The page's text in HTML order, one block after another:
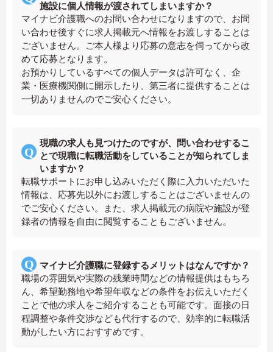
施設に個人情報が渡されてしまいますか？
マイナビ介護職へのお問い合わせになりますので、お問
い合わせ後すぐに求人掲載元へ情報をお渡しすることは
ございません。ご本人様より応募の意志を伺ってから改
めて応募となります。
お預かりしているすべての個人データは許可なく、企
業・医療機関側に開示したり、第三者に提供することは
一切ありませんのでご安心ください。
現職の求人も見つけたのですが、問い合わせするこ
とで現職に転職活動をしていることが知られてしま
いますか？
転職サポートにお申し込みいただく際に入力いただいた
情報は、応募先以外にお渡しすることはございませんの
でご安心ください。また、求人掲載元の病院や施設が登
録者の情報を自由に閲覧することもございません。
マイナビ介護職に登録するメリットはなんですか？
職場の雰囲気や実際の残業時間などの情報提供はもちろ
ん、希望勤務地や希望年収などの条件をお伝えいただく
ことで他の求人をご紹介することも可能です。面接の日
程調整や条件交渉なども代行するので、効率的に転職活
動がしたい方におすすめです。